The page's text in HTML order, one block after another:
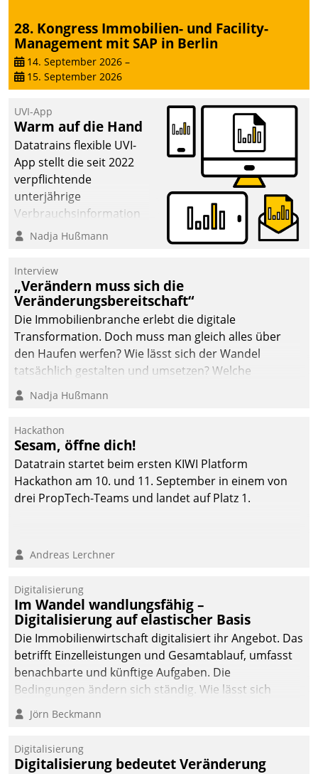
28. Kongress Immobilien- und Facility-
Management mit SAP in Berlin
14. September 2026 –
15. September 2026
UVI-App
Warm auf die Hand
Datatrains flexible UVI-
App stellt die seit 2022
verpflichtende
unterjährige
Verbrauchsinformation
schnell, zuverlässig und
Die monatlichen
Mitteilungen zum
Heizungs- und
Wasserverbrauch gehen
automatisiert, vollständig
und auf Wunsch über
mehrere zuvor
Kommunikationswege bei
Nadja Hußmann
Interview
„Verändern muss sich die
Veränderungsbereitschaft“
Die Immobilienbranche erlebt die digitale
Transformation. Doch muss man gleich alles über
den Haufen werfen? Wie lässt sich der Wandel
tatsächlich gestalten und umsetzen? Welche
Argumente zählen wirklich?
Nadja Hußmann
Hackathon
Sesam, öffne dich!
Datatrain startet beim ersten KIWI Platform
Hackathon am 10. und 11. September in einem von
drei PropTech-Teams und landet auf Platz 1.
Andreas Lerchner
Digitalisierung
Im Wandel wandlungsfähig –
Digitalisierung auf elastischer Basis
Die Immobilienwirtschaft digitalisiert ihr Angebot. Das
betrifft Einzelleistungen und Gesamtablauf, umfasst
benachbarte und künftige Aufgaben. Die
Bedingungen ändern sich ständig. Wie lässt sich
technisch die Kontrolle wahren und zugleich Freiraum
fürs Wachsen öffnen?
Jörn Beckmann
Digitalisierung
Digitalisierung bedeutet Veränderung